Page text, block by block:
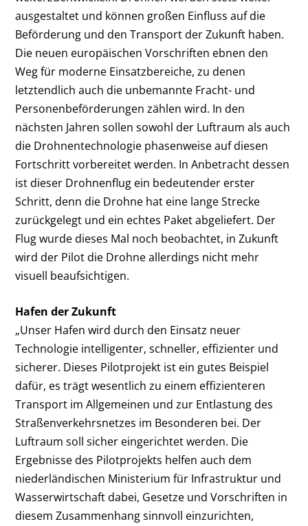
ausgestaltet und können großen Einfluss auf die
Beförderung und den Transport der Zukunft haben.
Die neuen europäischen Vorschriften ebnen den
Weg für moderne Einsatzbereiche, zu denen
letztendlich auch die unbemannte Fracht- und
Personenbeförderungen zählen wird. In den
nächsten Jahren sollen sowohl der Luftraum als auch
die Drohnentechnologie phasenweise auf diesen
Fortschritt vorbereitet werden. In Anbetracht dessen
ist dieser Drohnenflug ein bedeutender erster
Schritt, denn die Drohne hat eine lange Strecke
zurückgelegt und ein echtes Paket abgeliefert. Der
Flug wurde dieses Mal noch beobachtet, in Zukunft
wird der Pilot die Drohne allerdings nicht mehr
visuell beaufsichtigen.
Hafen der Zukunft
„Unser Hafen wird durch den Einsatz neuer
Technologie intelligenter, schneller, effizienter und
sicherer. Dieses Pilotprojekt ist ein gutes Beispiel
dafür, es trägt wesentlich zu einem effizienteren
Transport im Allgemeinen und zur Entlastung des
Straßenverkehrsnetzes im Besonderen bei. Der
Luftraum soll sicher eingerichtet werden. Die
Ergebnisse des Pilotprojekts helfen auch dem
niederländischen Ministerium für Infrastruktur und
Wasserwirtschaft dabei, Gesetze und Vorschriften in
diesem Zusammenhang sinnvoll einzurichten,